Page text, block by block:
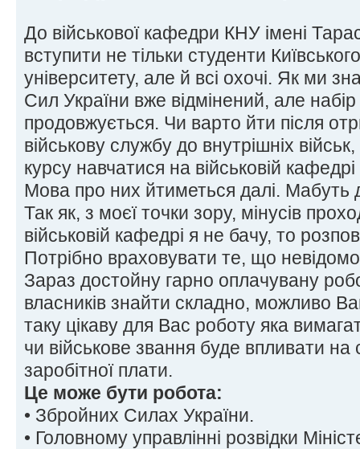
До військової кафедри КНУ імені
вступити не тільки студенти
університету, але й всі охочі. Як ми
Сил України вже відмінений, але набір
продовжується. Чи варто йти після
військову службу до внутрішніх
курсу навчатися на військовій
Мова про них йтиметься далі. Мабуть
Так як, з моєї точки зору, мінусів
військовій кафедрі я не бачу, то
Потрібно враховувати те, що
Зараз достойну гарно оплачувану
власників знайти складно, можливо
таку цікаву для Вас роботу яка
чи військове звання буде впливати на
заробітної плати.
Це може бути робота:
• Збройних Силах України.
• Головному управлінні розвідки